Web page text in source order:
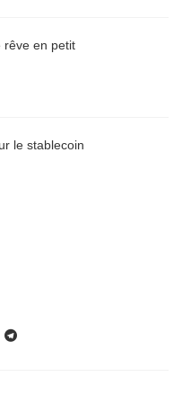
rêve en petit
le stablecoin